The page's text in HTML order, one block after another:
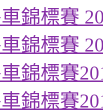
錦標賽
錦標賽
錦標賽
錦標賽